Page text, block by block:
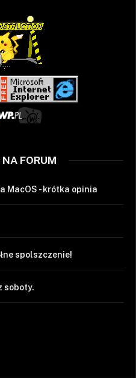
FORUM
MacOS - krótka opinia
spolszczenie!
soboty.